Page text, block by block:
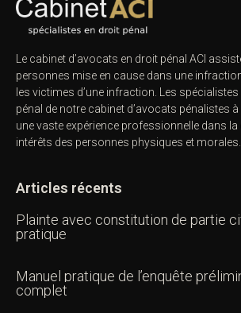
Le cabinet d’avocats en droit pénal ACI
personnes mise en cause dans une
les victimes d’une infraction. Les
pénal de notre cabinet d’avocats pénalistes
une vaste expérience professionnelle dans la
intérêts des personnes physiques et morales.
Articles récents
Plainte avec constitution de partie
pratique
Manuel pratique de l’enquête
complet